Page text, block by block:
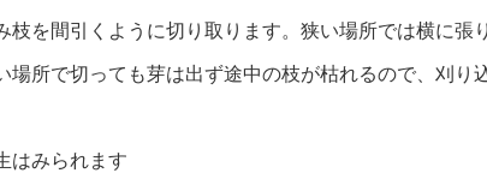
を間引くように切り取ります。狭い場所では横に張
所で切っても芽は出ず途中の枝が枯れるので、刈り
はみられます